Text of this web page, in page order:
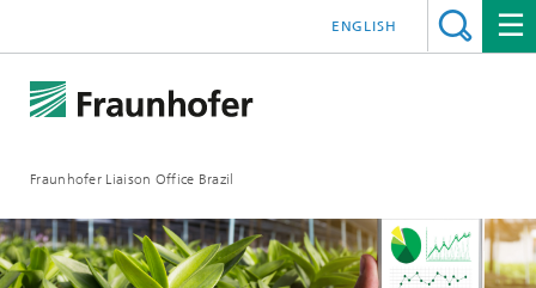
Fraunhofer Liaison Office Brazil
ENGLISH